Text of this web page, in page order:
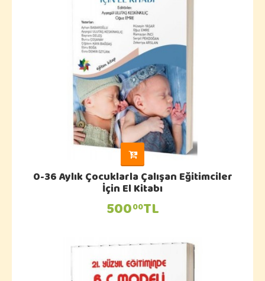
0-36 Aylık Çocuklarla Çalışan Eğitimciler
İçin El Kitabı
50000TL